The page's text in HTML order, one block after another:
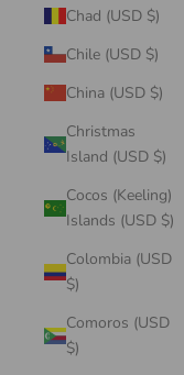
Chad (USD $)
Chile (USD $)
China (USD $)
Christmas
Island (USD $)
Cocos (Keeling)
Islands (USD $)
Colombia (USD
$)
Comoros (USD
$)